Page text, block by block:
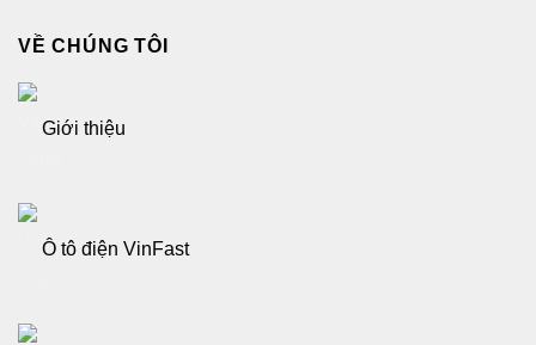
VỀ CHÚNG TÔI
Giới thiệu
Ô tô điện VinFast